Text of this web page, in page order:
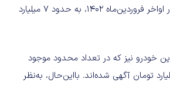
دارد. قیمت این خودرو در اواخر فروردین‌ماه 1402، به حدود 7 میلیارد
خودرو نیز که در تعداد محدود موجود
با قیمت 6.5 میلیارد تومان آگهی شده‌اند. بااین‌حال، به‌نظر